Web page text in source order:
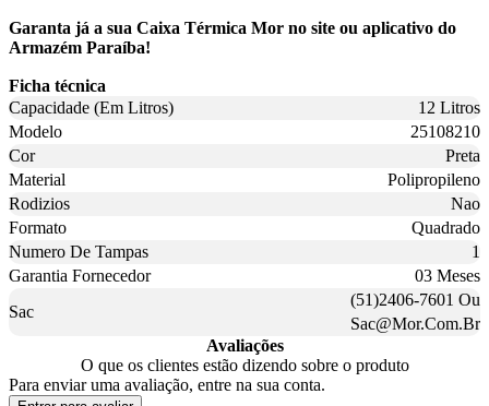
Garanta já a sua Caixa Térmica Mor no site ou aplicativo do
Armazém Paraíba!
Ficha técnica
Capacidade (Em Litros)
12 Litros
Modelo
25108210
Cor
Preta
Material
Polipropileno
Rodizios
Nao
Formato
Quadrado
Numero De Tampas
1
Garantia Fornecedor
03 Meses
Sac
(51)2406-7601 Ou
Sac@Mor.Com.Br
Avaliações
O que os clientes estão dizendo sobre o produto
Para enviar uma avaliação, entre na sua conta.